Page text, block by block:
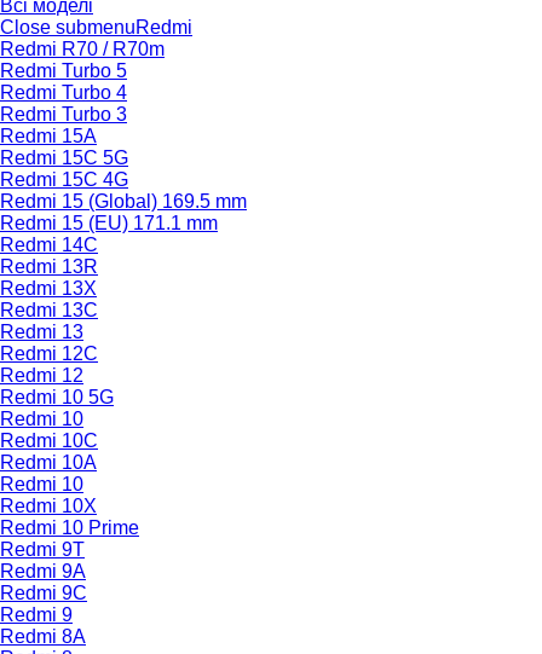
Всі моделі
Close submenuRedmi
Redmi R70 / R70m
Redmi Turbo 5
Redmi Turbo 4
Redmi Turbo 3
Redmi 15A
Redmi 15C 5G
Redmi 15C 4G
Redmi 15 (Global) 169.5 mm
Redmi 15 (EU) 171.1 mm
Redmi 14C
Redmi 13R
Redmi 13X
Redmi 13C
Redmi 13
Redmi 12C
Redmi 12
Redmi 10 5G
Redmi 10
Redmi 10C
Redmi 10A
Redmi 10
Redmi 10X
Redmi 10 Prime
Redmi 9T
Redmi 9A
Redmi 9C
Redmi 9
Redmi 8A